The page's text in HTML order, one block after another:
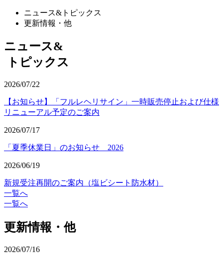
ニュース&トピックス
更新情報・他
ニュース&
トピックス
2026/07/22
【お知らせ】「フルレヘリサイン」一時販売停止および仕様
リニューアル予定のご案内
2026/07/17
「夏季休業日」のお知らせ 2026
2026/06/19
新規受注再開のご案内（塩ビシート防水材）
一覧へ
一覧へ
更新情報・他
2026/07/16